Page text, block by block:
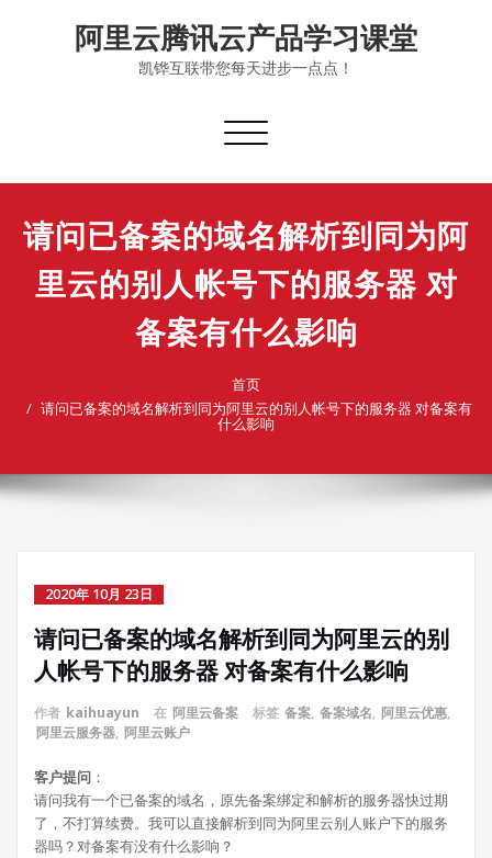
阿里云腾讯云产品学习课堂
凯铧互联带您每天进步一点点！
切
导
请问已备案的域名解析到同为阿
里云的别人帐号下的服务器 对
备案有什么影响
首页
请问已备案的域名解析到同为阿里云的别人帐号下的服务器 对备案有
什么影响
2020年 10月 23日
请问已备案的域名解析到同为阿里云的别
人帐号下的服务器 对备案有什么影响
作者 kaihuayun 在 阿里云备案 标签 备案, 备案域名, 阿里云优惠,
阿里云服务器, 阿里云账户
客户提问 ：
请问我有一个已备案的域名，原先备案绑定和解析的服务器快过期
了，不打算续费。我可以直接解析到同为阿里云别人账户下的服务
器吗？对备案有没有什么影响？